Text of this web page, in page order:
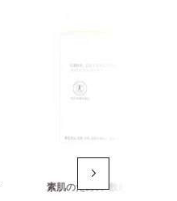
素肌のための“飲む”スキンケ